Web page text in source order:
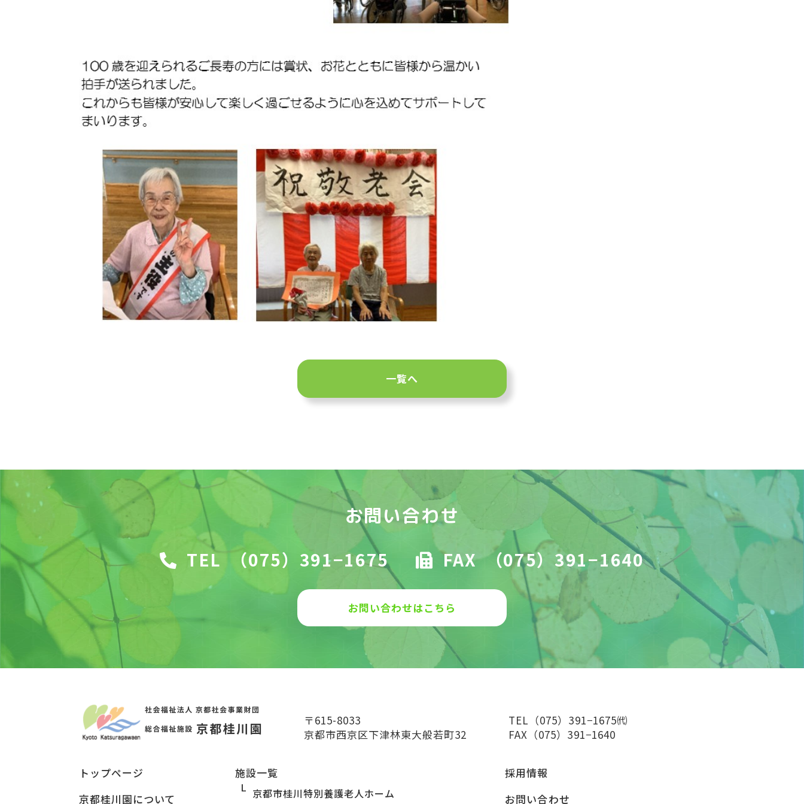
一覧へ
お問い合わせ
TEL （075）391−1675 FAX （075）391−1640
お問い合わせはこちら
〒615-8033
京都市西京区下津林東大般若町32
TEL （075）391−1675㈹
FAX（075）391−1640
トップページ
京都桂川園について
施設一覧
京都市桂川特別養護老人ホーム
採用情報
お問い合わせ